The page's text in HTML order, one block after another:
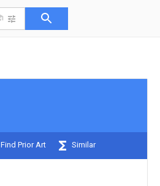
Find Prior Art Similar